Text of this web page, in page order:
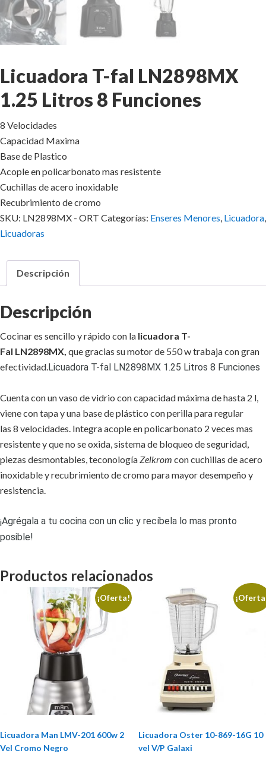
Licuadora T-fal LN2898MX
1.25 Litros 8 Funciones
8 Velocidades
Capacidad Maxima
Base de Plastico
Acople en policarbonato mas resistente
Cuchillas de acero inoxidable
Recubrimiento de cromo
SKU: LN2898MX - ORT Categorías: Enseres Menores, Licuadora,
Licuadoras
Descripción
Descripción
Cocinar es sencillo y rápido con la licuadora T-
Fal LN2898MX, que gracias su motor de 550 w trabaja con gran
efectividad.Licuadora T-fal LN2898MX 1.25 Litros 8 Funciones
Cuenta con un vaso de vidrio con capacidad máxima de hasta 2 l,
viene con tapa y una base de plástico con perilla para regular
las 8 velocidades. Integra acople en policarbonato 2 veces mas
resistente y que no se oxida, sistema de bloqueo de seguridad,
piezas desmontables, teconologíaZelkrom con cuchillas de acero
inoxidable y recubrimiento de cromo para mayor desempeño y
resistencia.
¡Agrégala a tu cocina con un clic y recíbela lo mas pronto
posible!
Productos relacionados
¡Oferta!
Licuadora Man LMV-201 600w 2
Vel Cromo Negro
Licuadora Oster 10-869-16G 10
vel V/P Galaxi